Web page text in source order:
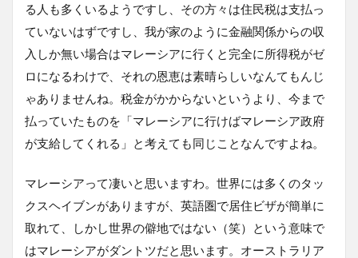
る人も多くいるようですし、その方々は住民税は支払っ
ていないはずですし、我が家のように金融関係からの収
入しか無い場合はマレーシアに行くと完全に所得税がゼ
ロになるわけで、それの恩恵は素晴らしいなんてもんじ
ゃありませんね。税金がかからないというより、今まで
払っていたものを「マレーシアに行けばマレーシア政府
が支給してくれる」と考えても同じことなんですよね。
マレーシアって凄いと思いますわ。世界には多くのタッ
クスヘイブンがありますが、英語圏で居住ビザが簡単に
取れて、しかし世界の僻地ではない（笑）という意味で
はマレーシアがダントツだと思います。オーストラリア